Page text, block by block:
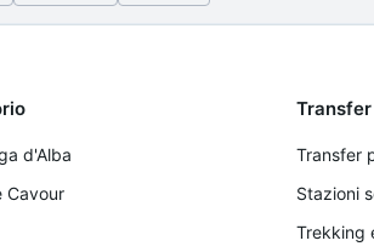
d'Alba
Cavour
Transfer
Transfer
Stazioni
Trekking